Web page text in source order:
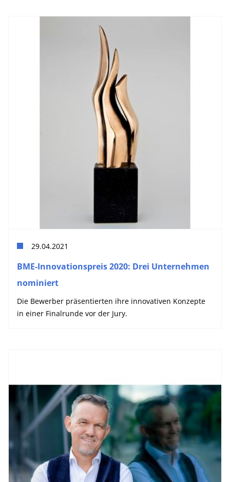
29.04.2021
BME-Innovationspreis 2020: Drei Unternehmen
nominiert
Die Bewerber präsentierten ihre innovativen Konzepte
in einer Finalrunde vor der Jury.